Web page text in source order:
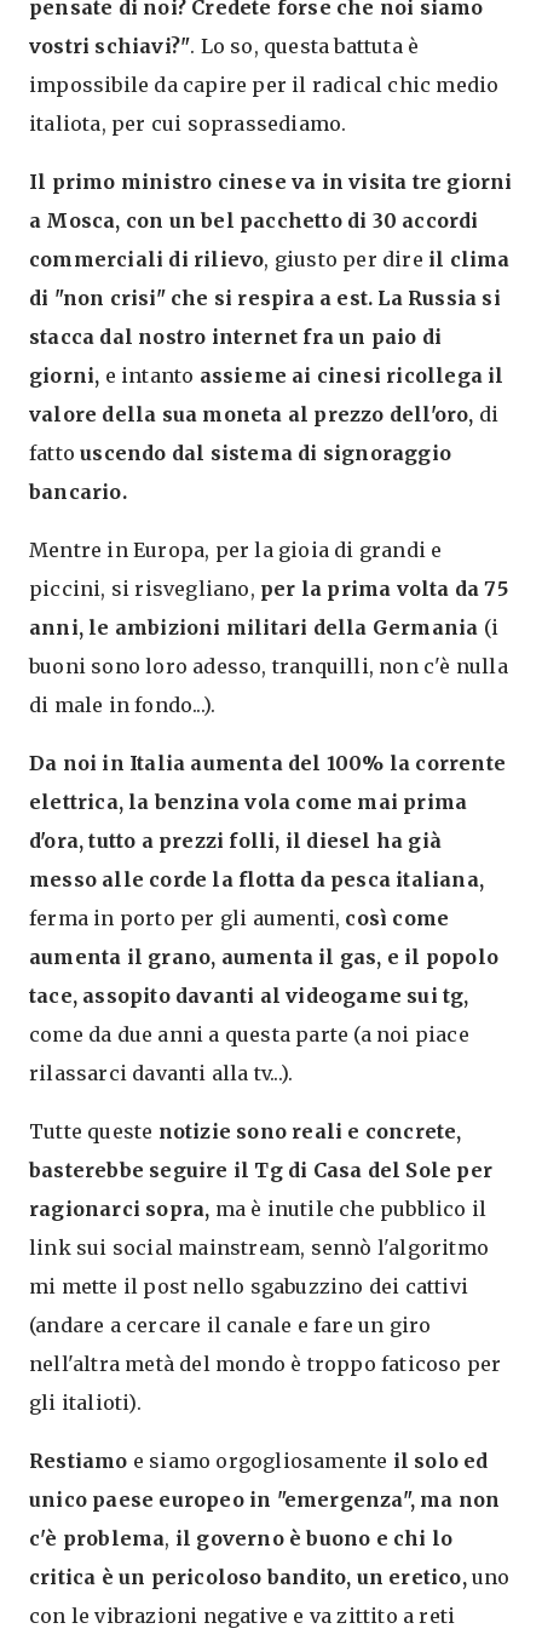
pensate di noi? Credete forse che noi siamo
vostri schiavi?". Lo so, questa battuta è
impossibile da capire per il radical chic medio
italiota, per cui soprassediamo.
Il primo ministro cinese va in visita tre giorni
a Mosca, con un bel pacchetto di 30 accordi
commerciali di rilievo, giusto per dire il clima
di "non crisi" che si respira a est. La Russia si
stacca dal nostro internet fra un paio di
giorni, e intanto assieme ai cinesi ricollega il
valore della sua moneta al prezzo dell'oro, di
fattouscendo dal sistema di signoraggio
bancario.
Mentre in Europa, per la gioia di grandi e
piccini, si risvegliano, per la prima volta da 75
anni, le ambizioni militari della Germania (i
buoni sono loro adesso, tranquilli, non c'è nulla
di male in fondo...).
Da noi in Italia aumenta del 100% la corrente
elettrica, la benzina vola come mai prima
d'ora, tutto a prezzi folli, il diesel ha già
messo alle corde la flotta da pesca italiana,
ferma in porto per gli aumenti, così come
aumenta il grano, aumenta il gas, e il popolo
tace, assopito davanti al videogame sui tg,
come da due anni a questa parte (a noi piace
rilassarci davanti alla tv...).
Tutte queste notizie sono reali e concrete,
basterebbe seguire il Tg di Casa del Sole per
ragionarci sopra, ma è inutile che pubblico il
link sui social mainstream, sennò l'algoritmo
mi mette il post nello sgabuzzino dei cattivi
(andare a cercare il canale e fare un giro
nell'altra metà del mondo è troppo faticoso per
gli italioti).
Restiamo e siamo orgogliosamente il solo ed
unico paese europeo in "emergenza", ma non
c'è problema, il governo è buono e chi lo
critica è un pericoloso bandito, un eretico,uno
con le vibrazioni negative e va zittito a reti